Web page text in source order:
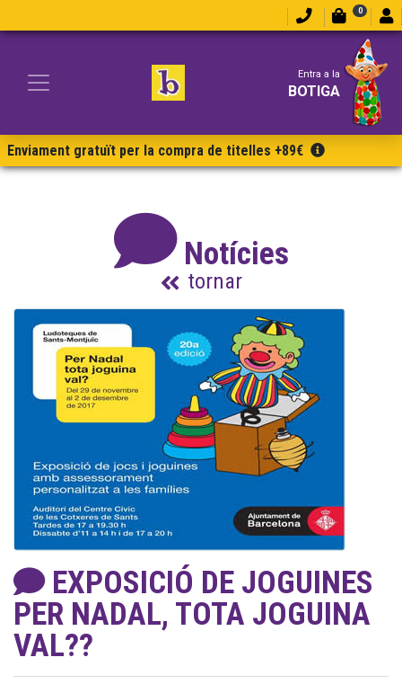
0
Entra a la
BOTIGA
Enviament gratuït per la compra de titelles +89€
Notícies
tornar
EXPOSICIÓ DE JOGUINES
PER NADAL, TOTA JOGUINA
VAL??